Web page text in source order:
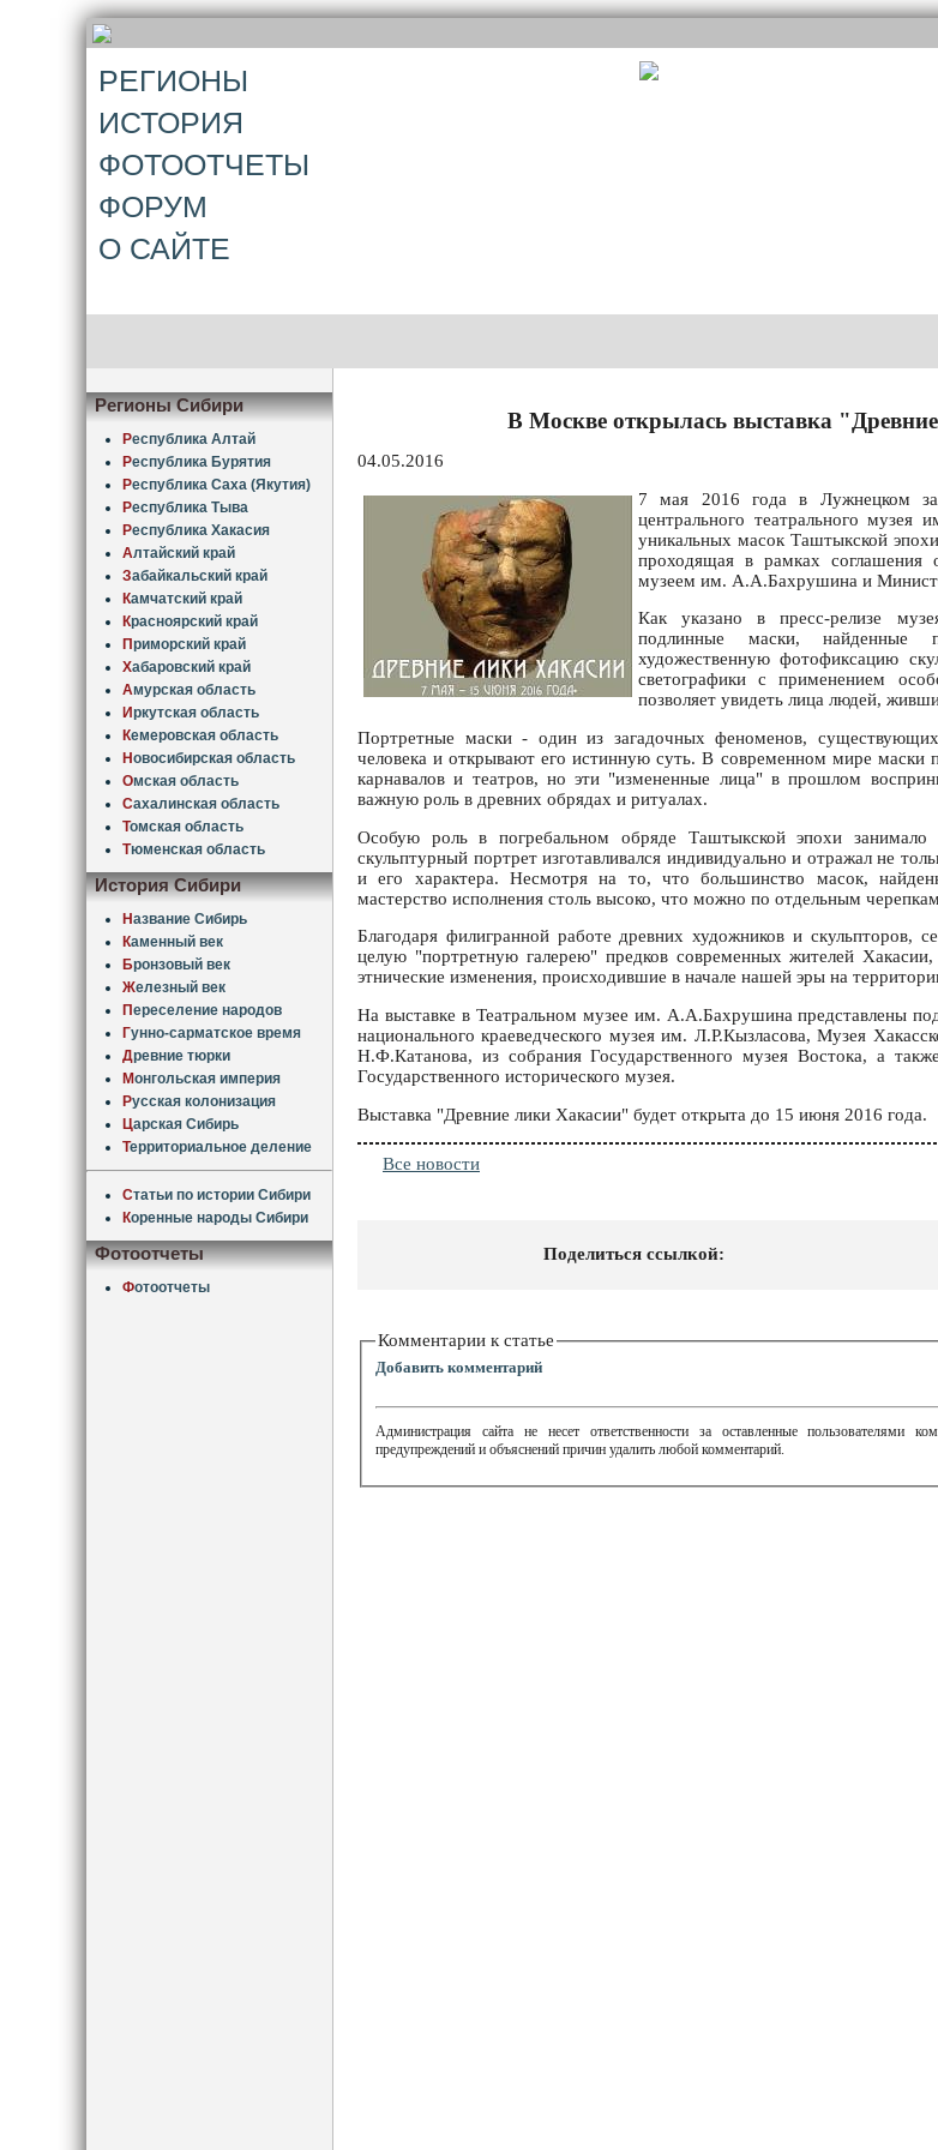
РЕГИОНЫ
ИСТОРИЯ
ФОТООТЧЕТЫ
ФОРУМ
О САЙТЕ
Регионы Сибири
Республика Алтай
Республика Бурятия
Республика Саха (Якутия)
Республика Тыва
Республика Хакасия
Алтайский край
Забайкальский край
Камчатский край
Красноярский край
Приморский край
Хабаровский край
Амурская область
Иркутская область
Кемеровская область
Новосибирская область
Омская область
Сахалинская область
Томская область
Тюменская область
История Сибири
Название Сибирь
Каменный век
Бронзовый век
Железный век
Переселение народов
Гунно-сарматское время
Древние тюрки
Монгольская империя
Русская колонизация
Царская Сибирь
Территориальное деление
Статьи по истории Сибири
Коренные народы Сибири
Фотоотчеты
Фотоотчеты
В Москве открылась выставка
04.05.2016
7 мая 2016 года в Лужнецком
центрального театрального
уникальных масок Таштыкской
проходящая в рамках соглашения
музеем им. А.А.Бахрушина и
Как указано в пресс-релизе
подлинные маски, найденные
художественную фотофиксацию
светографики с применением
позволяет увидеть лица людей,
Портретные маски - один из загадочных феноменов,
человека и открывают его истинную суть. В современном мире маски
карнавалов и театров, но эти "измененные лица" в прошлом
важную роль в древних обрядах и ритуалах.
Особую роль в погребальном обряде Таштыкской эпохи
скульптурный портрет изготавливался индивидуально и отражал не
и его характера. Несмотря на то, что большинство масок,
мастерство исполнения столь высоко, что можно по отдельным
Благодаря филигранной работе древних художников и скульпторов,
целую "портретную галерею" предков современных жителей
этнические изменения, происходившие в начале нашей эры на
На выставке в Театральном музее им. А.А.Бахрушина представлены
национального краеведческого музея им. Л.Р.Кызласова, Музея
Н.Ф.Катанова, из собрания Государственного музея Востока, а
Государственного исторического музея.
Выставка "Древние лики Хакасии" будет открыта до 15 июня 2016 года.
Все новости
Поделиться ссылкой:
Комментарии к статье
Добавить комментарий
Администрация сайта не несет ответственности за оставленные пользователями
предупреждений и объяснений причин удалить любой комментарий.